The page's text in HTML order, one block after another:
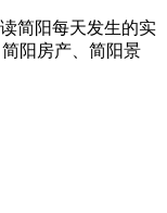
简阳每天发生的实
阳房产、简阳景